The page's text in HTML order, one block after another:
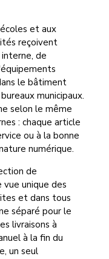
et aux
reçoivent
de
le bâtiment
municipaux.
selon le même
: chaque article
ou à la bonne
numérique.
de
unique des
et dans tous
séparé pour le
livraisons à
à la fin du
un seul